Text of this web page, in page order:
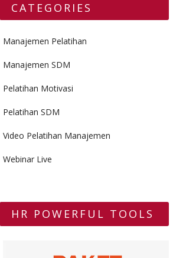
CATEGORIES
Manajemen Pelatihan
Manajemen SDM
Pelatihan Motivasi
Pelatihan SDM
Video Pelatihan Manajemen
Webinar Live
HR POWERFUL TOOLS